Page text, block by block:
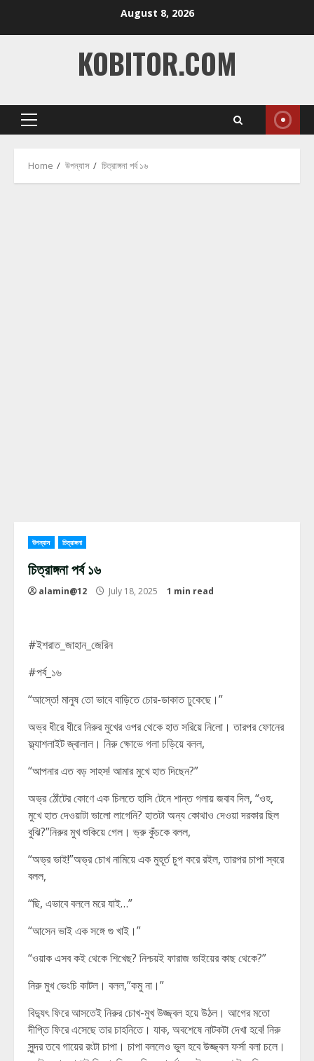
August 8, 2026
KOBITOR.COM
Primary
Home উপন্যাস চিত্রাঙ্গনা পর্ব ১৬
উপন্যাস চিত্রাঙ্গনা
চিত্রাঙ্গনা পর্ব ১৬
alamin@12 July 18, 2025 1 min read
#ইশরাত_জাহান_জেরিন
#পর্ব_১৬
“আস্তে! মানুষ তো ভাবে বাড়িতে চোর-ডাকাত ঢুকেছে।”
অভ্র ধীরে ধীরে নিরুর মুখের ওপর থেকে হাত সরিয়ে নিলো। তারপর ফোনের
ফ্ল্যাশলাইট জ্বালাল। নিরু ক্ষোভে গলা চড়িয়ে বলল,
“আপনার এত বড় সাহস! আমার মুখে হাত দিছেন?”
অভ্র ঠোঁটের কোণে এক চিলতে হাসি টেনে শান্ত গলায় জবাব দিল, “ওহ,
মুখে হাত দেওয়াটা ভালো লাগেনি? হাতটা অন্য কোথাও দেওয়া দরকার ছিল
বুঝি?”নিরুর মুখ শুকিয়ে গেল। ভ্রু কুঁচকে বলল,
“অভ্র ভাই!”অভ্র চোখ নামিয়ে এক মুহূর্ত চুপ করে রইল, তারপর চাপা স্বরে
বলল,
“ছি, এভাবে বললে মরে যাই…”
“আসেন ভাই এক সঙ্গে গু খাই।”
“ওয়াক এসব কই থেকে শিখেছ? নিশ্চয়ই ফারাজ ভাইয়ের কাছ থেকে?”
নিরু মুখ ভেংচি কাটল। বলল,”কমু না।”
বিদ্যুৎ ফিরে আসতেই নিরুর চোখ-মুখ উজ্জ্বল হয়ে উঠল। আগের মতো
দীপ্তি ফিরে এসেছে তার চাহনিতে। যাক, অবশেষে নাটকটা দেখা হবে! নিরু
সুন্দর তবে গায়ের রংটা চাপা। চাপা বললেও ভুল হবে উজ্জ্বল ফর্সা বলা চলে।